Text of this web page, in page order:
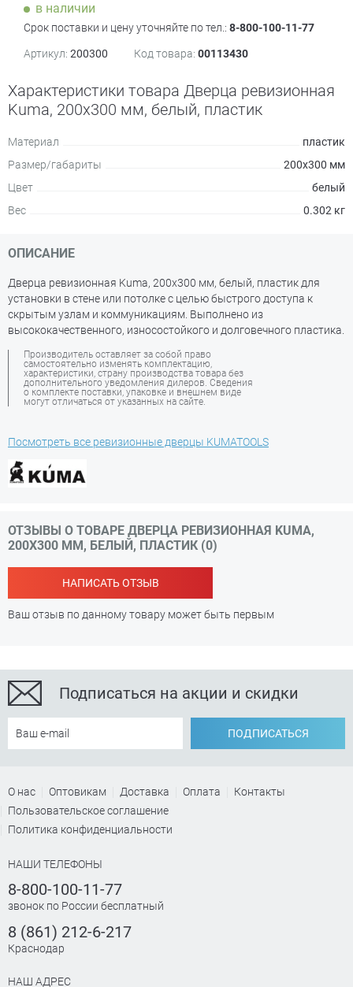
в наличии
Срок поставки и цену уточняйте по тел.: 8-800-100-11-77
Артикул: 200300 Код товара: 00113430
Характеристики товара Дверца ревизионная
Kuma, 200х300 мм, белый, пластик
Материал
пластик
Размер/габариты
200х300 мм
Цвет
белый
Вес
0.302 кг
ОПИСАНИЕ
Дверца ревизионная Kuma, 200х300 мм, белый, пластик для
установки в стене или потолке с целью быстрого доступа к
скрытым узлам и коммуникациям. Выполнено из
высококачественного, износостойкого и долговечного пластика.
Производитель оставляет за собой право
самостоятельно изменять комплектацию,
характеристики, страну производства товара без
дополнительного уведомления дилеров. Сведения
о комплекте поставки, упаковке и внешнем виде
могут отличаться от указанных на сайте.
Посмотреть все ревизионные дверцы KUMATOOLS
ОТЗЫВЫ О ТОВАРЕ ДВЕРЦА РЕВИЗИОННАЯ KUMA,
200Х300 ММ, БЕЛЫЙ, ПЛАСТИК (0)
НАПИСАТЬ ОТЗЫВ
Ваш отзыв по данному товару может быть первым
Подписаться на акции и скидки
ПОДПИСАТЬСЯ
О нас Оптовикам Доставка Оплата
Контакты
Пользовательское соглашение
Политика конфиденциальности
НАШИ ТЕЛЕФОНЫ
8-800-100-11-77
звонок по России бесплатный
8 (861) 212-6-217
Краснодар
НАШ АДРЕС